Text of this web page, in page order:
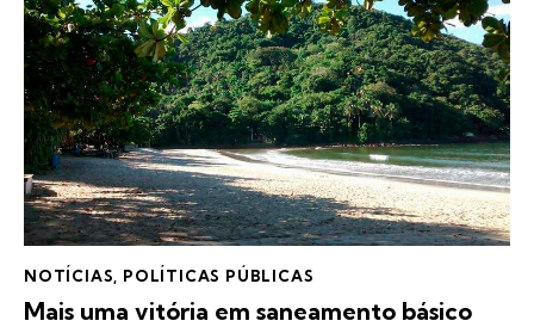
NOTÍCIAS POLÍTICAS PÚBLICAS
Mais uma vitória em saneamento básico